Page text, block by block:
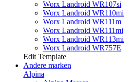
Worx Landroid WR107si
Worx Landroid WR110mi
Worx Landroid WR111m
Worx Landroid WR111mi
Worx Landroid WR113mi
Worx Landroid WR757E
Edit Template
Andere marken
Alpina